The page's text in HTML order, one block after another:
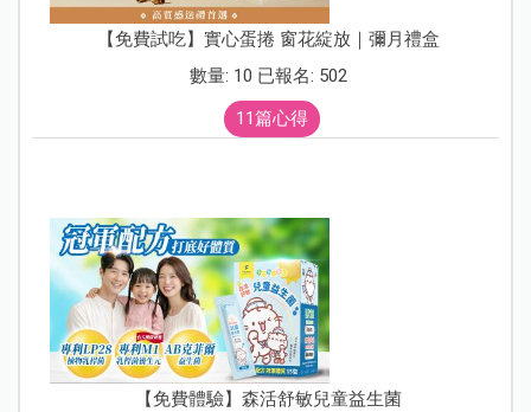
【免費試吃】實心蛋捲 窗花綻放｜彌月禮盒
數量: 10 已報名: 502
11篇心得
【免費體驗】森活舒敏兒童益生菌